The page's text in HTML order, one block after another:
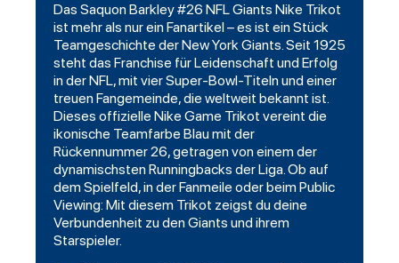
Das Saquon Barkley #26 NFL Giants Nike Trikot
ist mehr als nur ein Fanartikel – es ist ein Stück
Teamgeschichte der New York Giants. Seit 1925
steht das Franchise für Leidenschaft und Erfolg
in der NFL, mit vier Super-Bowl-Titeln und einer
treuen Fangemeinde, die weltweit bekannt ist.
Dieses offizielle Nike Game Trikot vereint die
ikonische Teamfarbe Blau mit der
Rückennummer 26, getragen von einem der
dynamischsten Runningbacks der Liga. Ob auf
dem Spielfeld, in der Fanmeile oder beim Public
Viewing: Mit diesem Trikot zeigst du deine
Verbundenheit zu den Giants und ihrem
Starspieler.